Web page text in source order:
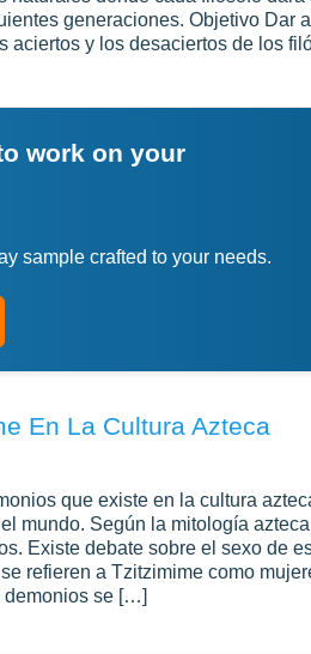
generaciones. Objetivo Dar
aciertos y los desaciertos de los
work on your
sample crafted to your needs.
En La Cultura Azteca
que existe en la cultura
mundo. Según la mitología
Existe debate sobre el sexo de
refieren a Tzitzimime como
demonios se […]